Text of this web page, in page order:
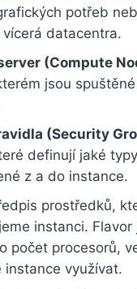
potřeb
vícerá datacentra.
(Compute
jsou
(Security
definují jaké
z a do instance.
prostředků,
instanci. Flavor
počet procesorů,
instance využívat.